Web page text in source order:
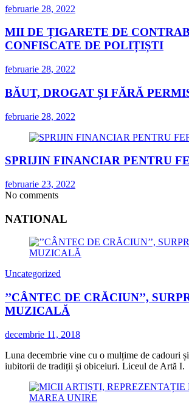
februarie 28, 2022
MII DE ȚIGARETE DE
CONFISCATE DE POLIȚIȘTI
februarie 28, 2022
BĂUT, DROGAT ȘI FĂRĂ
februarie 28, 2022
SPRIJIN FINANCIAR PENTRU
februarie 23, 2022
No comments
NATIONAL
Uncategorized
’’CÂNTEC DE CRĂCIUN’’,
MUZICALĂ
decembrie 11, 2018
Luna decembrie vine cu o mulțime de cadouri
iubitorii de tradiții și obiceiuri. Liceul de Artă I.